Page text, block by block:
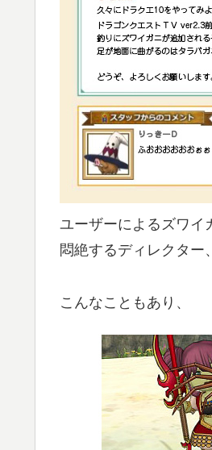
ユーザーによるズワイ
悶絶するディレクタ
こんなこともあり、